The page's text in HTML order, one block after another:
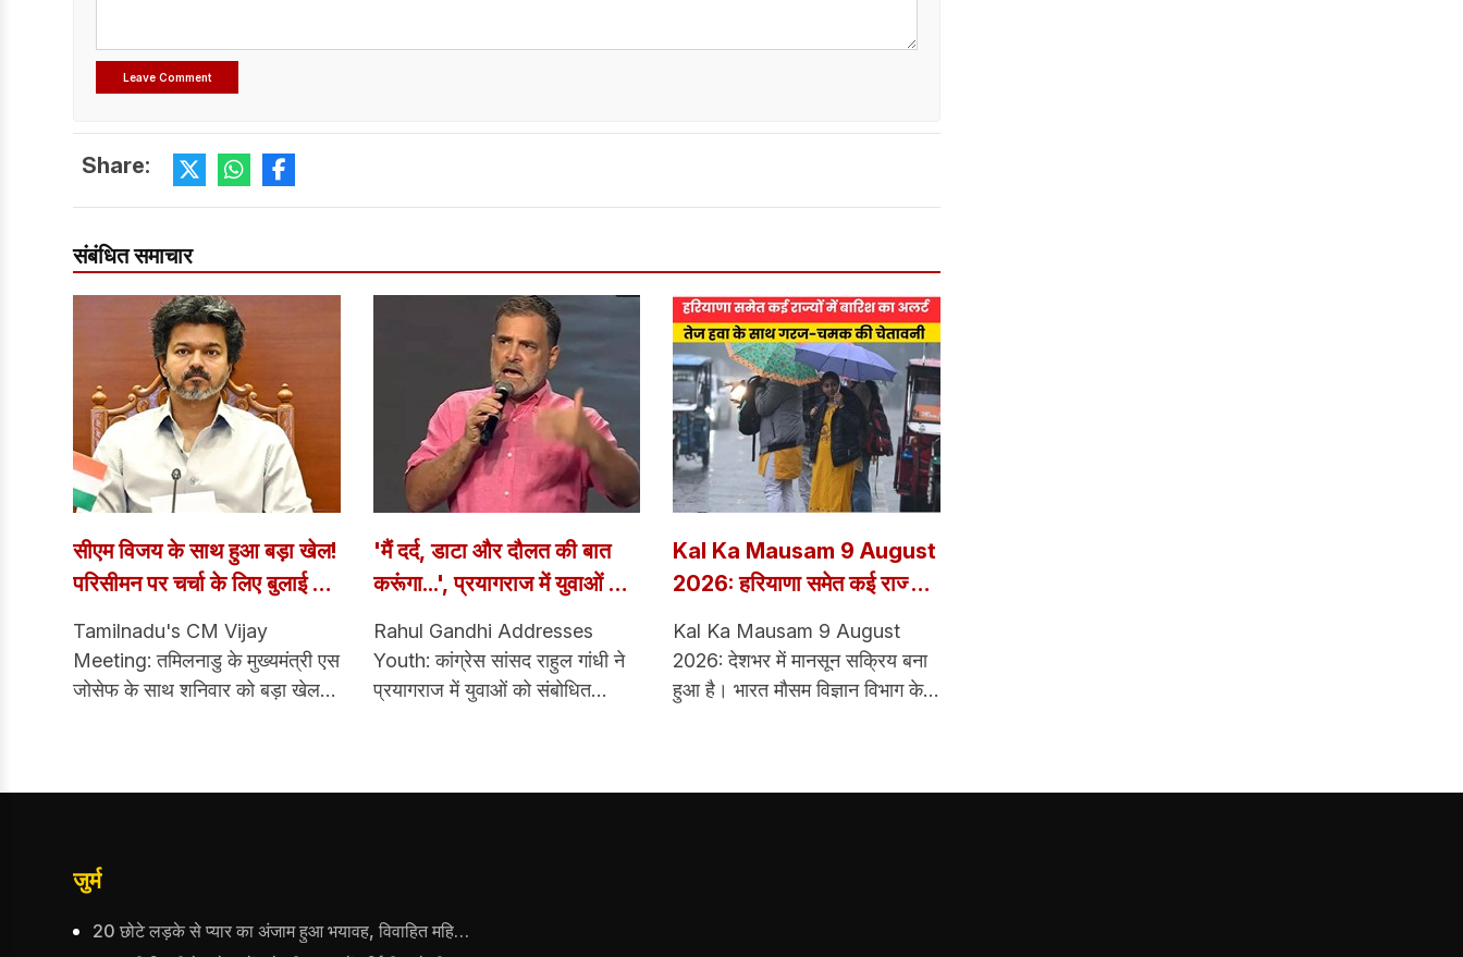
Share:
संबंधित समाचार
सीएम विजय के साथ हुआ बड़ा खेल!
परिसीमन पर चर्चा के लिए बुलाई गई
Tamilnadu's CM Vijay
Meeting: तमिलनाडु के मुख्यमंत्री एस
जोसेफ के साथ शनिवार को बड़ा खेल हो
राज्यसभा के हैं।
'मैं दर्द, डाटा और दौलत की बात
करूंगा...', प्रयागराज में युवाओं को
Rahul Gandhi Addresses
Youth: कांग्रेस सांसद राहुल गांधी ने
प्रयागराज में युवाओं को संबोधित
Kal Ka Mausam 9 August
2026: हरियाणा समेत कई राज्यों में
गरज-चमक की चेतावनी
Kal Ka Mausam 9 August
2026: देशभर में मानसून सक्रिय बना
हुआ है। भारत मौसम विज्ञान विभाग के
जुर्म
20 छोटे लड़के से प्यार का अंजाम हुआ भयावह, विवाहित महिला का शव मिलने से मचा हड़कंप